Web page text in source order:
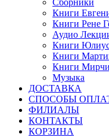
Сборники
Книги
Книги Рене
Аудио
Книги
Книги
Книги
Музыка
ДОСТАВКА
СПОСОБЫ
ФИЛИАЛЫ
КОНТАКТЫ
КОРЗИНА